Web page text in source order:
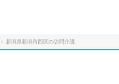
新潟県新潟市西区の訪問介護